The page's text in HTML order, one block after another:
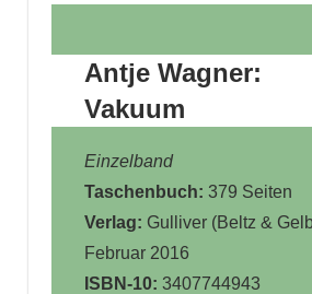
Antje Wagner:
Vakuum
Einzelband
Taschenbuch: 379 Seiten
Verlag: Gulliver (Beltz &
Februar 2016
ISBN-10: 3407744943